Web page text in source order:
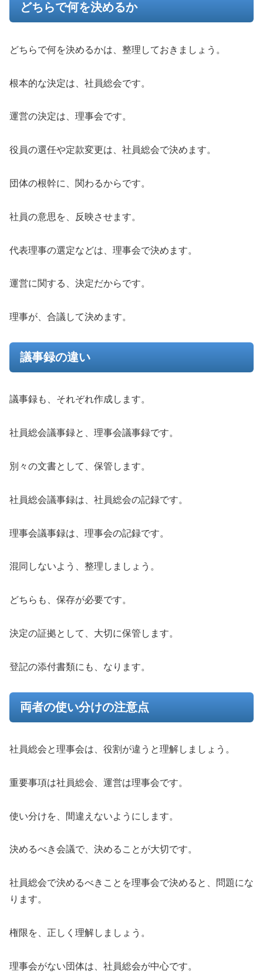
どちらで何を決めるか
どちらで何を決めるかは、整理しておきましょう。
根本的な決定は、社員総会です。
運営の決定は、理事会です。
役員の選任や定款変更は、社員総会で決めます。
団体の根幹に、関わるからです。
社員の意思を、反映させます。
代表理事の選定などは、理事会で決めます。
運営に関する、決定だからです。
理事が、合議して決めます。
議事録の違い
議事録も、それぞれ作成します。
社員総会議事録と、理事会議事録です。
別々の文書として、保管します。
社員総会議事録は、社員総会の記録です。
理事会議事録は、理事会の記録です。
混同しないよう、整理しましょう。
どちらも、保存が必要です。
決定の証拠として、大切に保管します。
登記の添付書類にも、なります。
両者の使い分けの注意点
社員総会と理事会は、役割が違うと理解しましょう。
重要事項は社員総会、運営は理事会です。
使い分けを、間違えないようにします。
決めるべき会議で、決めることが大切です。
社員総会で決めるべきことを理事会で決めると、問題にな
ります。
権限を、正しく理解しましょう。
理事会がない団体は、社員総会が中心です。